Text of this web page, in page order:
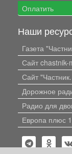
Оплатить
Наши
Газета
Сайт chastnik-
Сайт
Дорожное
Радио для
Европа плюс